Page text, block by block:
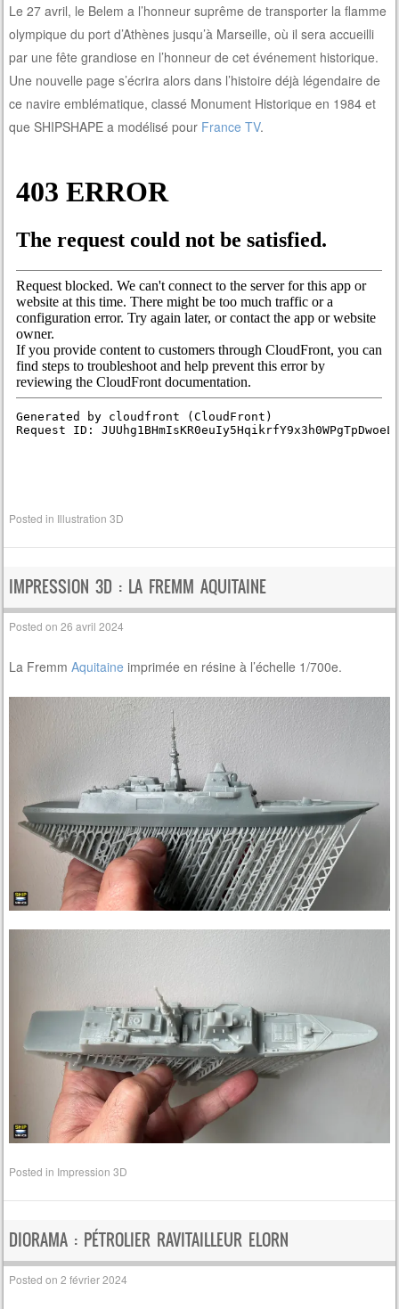
Le 27 avril, le Belem a l’honneur suprême de transporter la flamme
olympique du port d’Athènes jusqu’à Marseille, où il sera accueilli
par une fête grandiose en l’honneur de cet événement historique.
Une nouvelle page s’écrira alors dans l’histoire déjà légendaire de
ce navire emblématique, classé Monument Historique en 1984 et
que SHIPSHAPE a modélisé pour France TV.
Posted in Illustration 3D
IMPRESSION 3D : LA FREMM AQUITAINE
Posted on26 avril 2024
La FremmAquitaine imprimée en résine à l’échelle 1/700e.
Posted in Impression 3D
DIORAMA : PÉTROLIER RAVITAILLEUR ELORN
Posted on2 février 2024